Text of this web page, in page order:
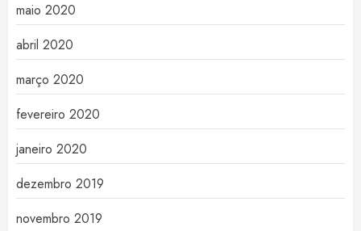
maio 2020
abril 2020
março 2020
fevereiro 2020
janeiro 2020
dezembro 2019
novembro 2019